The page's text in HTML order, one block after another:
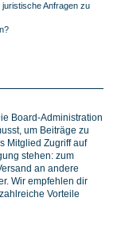
Anfragen zu
Board-Administration
um Beiträge zu
Mitglied Zugriff auf
stehen: zum
an andere
Wir empfehlen dir
Vorteile